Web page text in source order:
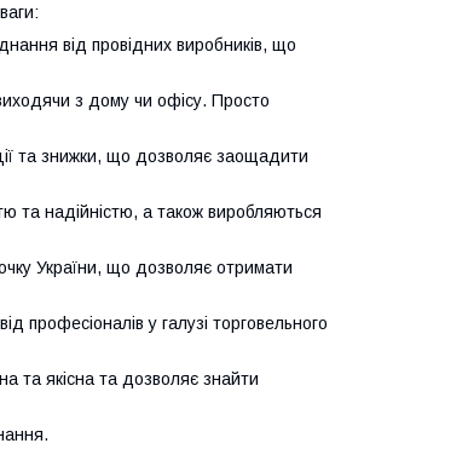
від провідних виробників, що
з дому чи офісу. Просто
та знижки, що дозволяє заощадити
та надійністю, а також виробляються
України, що дозволяє отримати
професіоналів у галузі торговельного
та якісна та дозволяє знайти